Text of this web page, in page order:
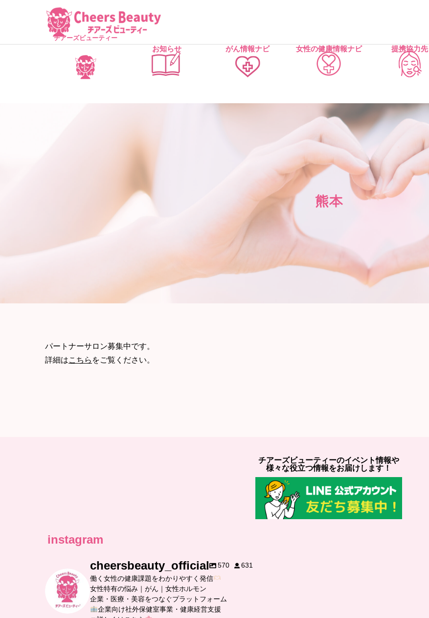
チアーズビューティー
お知らせ がん情報ナビ 女性の健康情報ナビ 提携協力先
熊本
パートナーサロン募集中です。
詳細はこちら をご覧ください。
チアーズビューティーのイベント情報や
様々な役立つ情報をお届けします！
instagram
cheersbeauty_official
570
631
働く女性の健康課題をわかりやすく発信
女性特有の悩み｜がん｜女性ホルモン
企業・医療・美容をつなぐプラットフォーム
企業向け社外保健室事業・健康経営支援